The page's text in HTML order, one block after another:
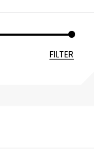
FILTER